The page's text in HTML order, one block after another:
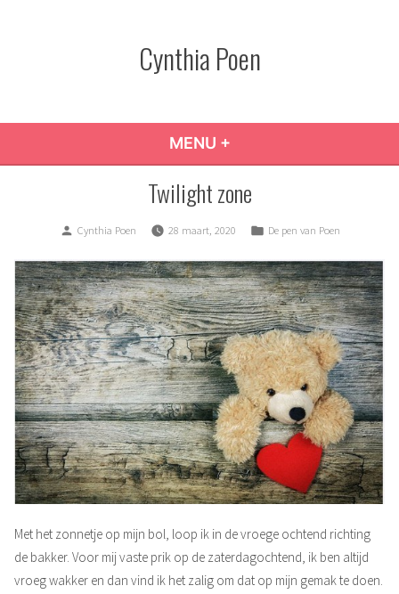
Cynthia Poen
MENU +
Twilight zone
Posted
Cynthia Poen 28 maart, 2020
Posted
De pen van Poen
Met het zonnetje op mijn bol, loop ik in de vroege ochtend richting
de bakker. Voor mij vaste prik op de zaterdagochtend, ik ben altijd
vroeg wakker en dan vind ik het zalig om dat op mijn gemak te doen.